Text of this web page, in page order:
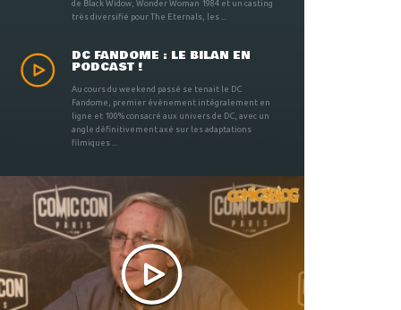
de Black Widow, Wonder Woman 1984 et un casting
très diversifié pour The Eternals, les ...
DC FANDOME : LE BILAN EN
PODCAST !
Au cours du weekend passé se tenait le DC
Fandome, premier évènement intégralement en
ligne et 100% consacré aux univers de DC, avec un
angle définitivement axé sur les adaptations
filmiques ...